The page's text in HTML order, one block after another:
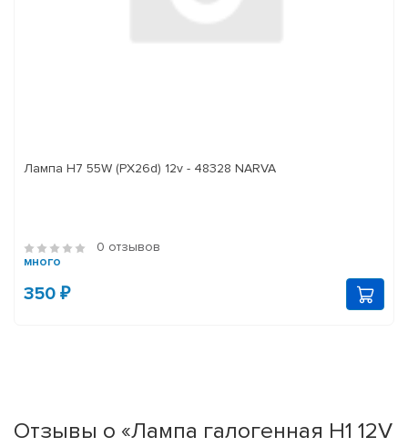
Лампа H7 55W (PX26d) 12v - 48328 NARVA
0 отзывов
много
350 ₽
Отзывы о «Лампа галогенная H1 12V